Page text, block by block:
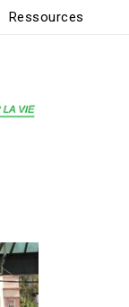
Ressources